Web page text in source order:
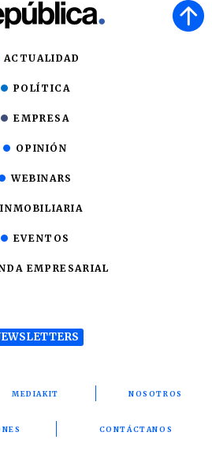
ACTUALIDAD
POLÍTICA
EMPRESA
OPINIÓN
WEBINARS
INMOBILIARIA
EVENTOS
EMPRESARIAL
MEDIAKIT NOSOTROS
CONTÁCTANOS